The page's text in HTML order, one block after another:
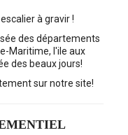
à gravir !
des départements
Maritime, l'ile aux
des beaux jours!
sur notre site!